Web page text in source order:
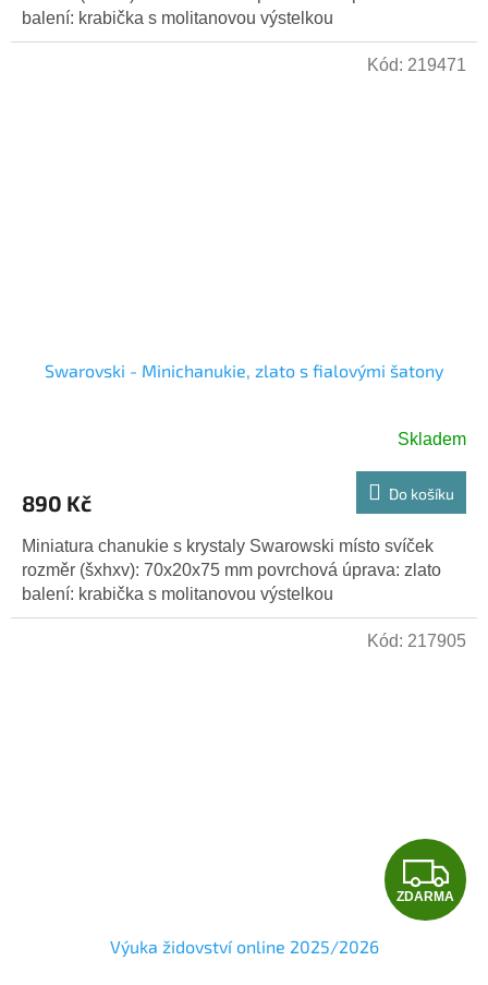
balení: krabička s molitanovou výstelkou
Swarovski - Minichanukie, zlato s fialovými šatony
Skladem
890 Kč Do košíku
Miniatura chanukie s krystaly Swarowski místo svíček
rozměr (šxhxv): 70x20x75 mm povrchová úprava: zlato
balení: krabička s molitanovou výstelkou
Kód: 219471
Z
D
ZDARMA
Výuka židovství online 2025/2026
Kód: 217905